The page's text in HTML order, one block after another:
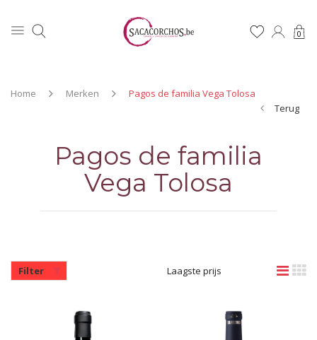
0
Home Merken
Pagos de familia Vega Tolosa
Terug
Pagos de familia
Vega Tolosa
Filter Laagste prijs